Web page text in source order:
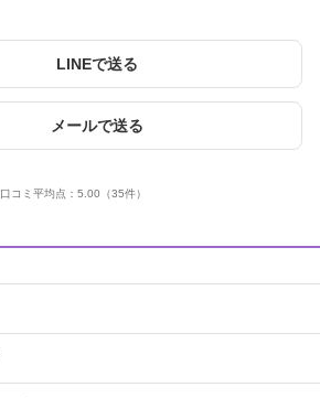
LINEで送る
メールで送る
口コミ平均点： 5.00 （35件）